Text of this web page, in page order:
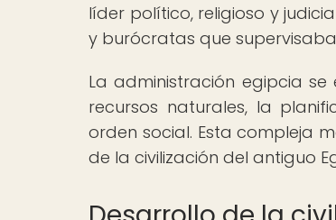
líder político, religioso y
y burócratas que
La administración egipcia
recursos naturales, la
orden social. Esta compleja
de la civilización del antiguo